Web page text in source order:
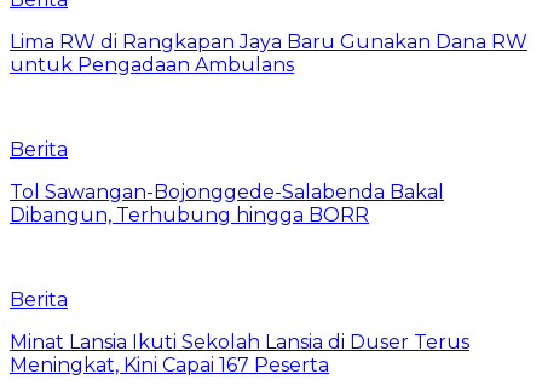
Lima RW di Rangkapan Jaya Baru Gunakan Dana RW
untuk Pengadaan Ambulans
Berita
Tol Sawangan-Bojonggede-Salabenda Bakal
Dibangun, Terhubung hingga BORR
Berita
Minat Lansia Ikuti Sekolah Lansia di Duser Terus
Meningkat, Kini Capai 167 Peserta